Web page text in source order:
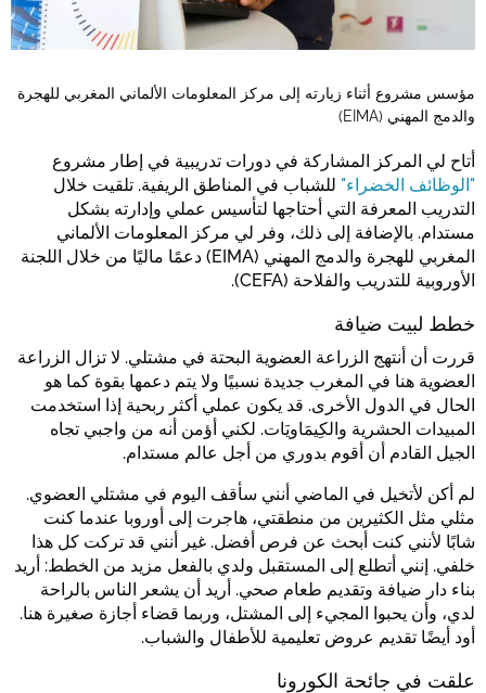
مؤسس مشروع أثناء زيارته إلى مركز المعلومات الألماني المغربي للهجرة
والدمج المهني (EIMA)
أتاح لي المركز المشاركة في دورات تدريبية في إطار مشروع
"الوظائف الخضراء" للشباب في المناطق الريفية. تلقيت خلال
التدريب المعرفة التي أحتاجها لتأسيس عملي وإدارته بشكل
مستدام. بالإضافة إلى ذلك، وفر لي مركز المعلومات الألماني
المغربي للهجرة والدمج المهني (EIMA) دعمًا ماليًا من خلال اللجنة
الأوروبية للتدريب والفلاحة (CEFA).
خطط لبيت ضيافة
قررت أن أنتهج الزراعة العضوية البحتة في مشتلي. لا تزال الزراعة
العضوية هنا في المغرب جديدة نسبيًا ولا يتم دعمها بقوة كما هو
الحال في الدول الأخرى. قد يكون عملي أكثر ربحية إذا استخدمت
المبيدات الحشرية والكِيمَاويَات. لكني أؤمن أنه من واجبي تجاه
الجيل القادم أن أقوم بدوري من أجل عالم مستدام.
لم أكن لأتخيل في الماضي أنني سأقف اليوم في مشتلي العضوي.
مثلي مثل الكثيرين من منطقتي، هاجرت إلى أوروبا عندما كنت
شابًا لأنني كنت أبحث عن فرص أفضل. غير أنني قد تركت كل هذا
خلفي. إنني أتطلع إلى المستقبل ولدي بالفعل مزيد من الخطط: أريد
بناء دار ضيافة وتقديم طعام صحي. أريد أن يشعر الناس بالراحة
لدي، وأن يحبوا المجيء إلى المشتل، وربما قضاء أجازة صغيرة هنا.
أود أيضًا تقديم عروض تعليمية للأطفال والشباب.
علقت في جائحة الكورونا